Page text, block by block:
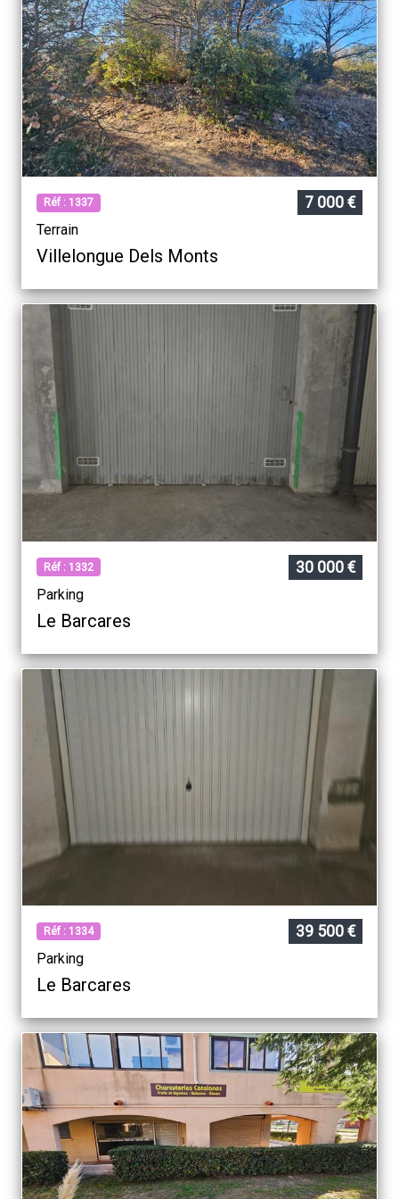
Barcares
Réf : 1337 7 000 €
Terrain
Villelongue Dels Monts
Réf : 1332 30 000 €
Parking
Le Barcares
Réf : 1334 39 500 €
Parking
Le Barcares